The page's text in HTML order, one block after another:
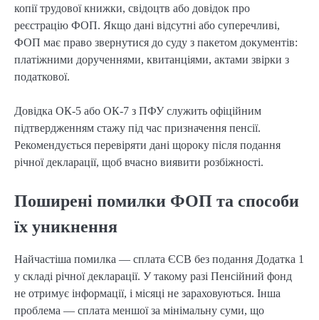
копії трудової книжки, свідоцтв або довідок про
реєстрацію ФОП. Якщо дані відсутні або суперечливі,
ФОП має право звернутися до суду з пакетом документів:
платіжними дорученнями, квитанціями, актами звірки з
податкової.
Довідка ОК-5 або ОК-7 з ПФУ служить офіційним
підтвердженням стажу під час призначення пенсії.
Рекомендується перевіряти дані щороку після подання
річної декларації, щоб вчасно виявити розбіжності.
Поширені помилки ФОП та способи
їх уникнення
Найчастіша помилка — сплата ЄСВ без подання Додатка 1
у складі річної декларації. У такому разі Пенсійний фонд
не отримує інформації, і місяці не зараховуються. Інша
проблема — сплата меншої за мінімальну суми, що